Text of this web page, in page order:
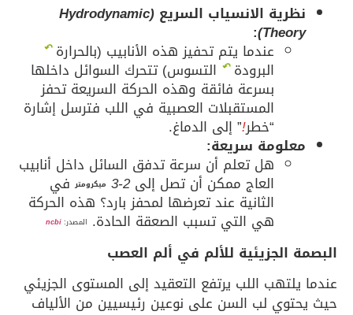
نظرية الانسياب السريع (Hydrodynamic
Theory)
:
عندما يتم تحفيز هذه الأنابيب (بالحرارة↶
البرودة↶ التسوس) تتحرك السوائل داخلها
بسرعة فائقة وهذه الحركة السريعة تحفز
المستقبلات العصبية في اللب فترسل إشارة
“خطر!” إلى الدماغ.
معلومة سريعة:
هل تعلم أن سرعة تدفق السائل داخل أنابيب
العاج ممكن أن تصل إلى2-3 ميكرومترفي
الثانية عند تعرضها لمحفز بارد؟ هذه الحركة
هي التي تسبب الصعقة الحادة. المصدر:ncbi
البصمة الجزيئية للألم في ألم العصب
عندما يلتهب اللب يرتفع التعقيد إلى المستوى الجزيئي
حيث يحتوي لب السن على نوعين رئيسيين من الألياف